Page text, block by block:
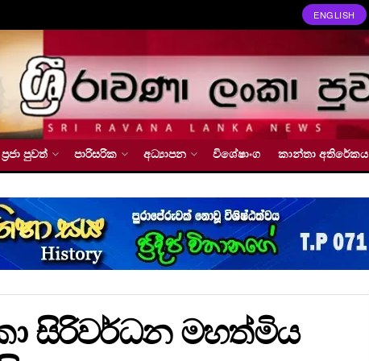
ENGLISH
පුවත් පාරිසරික අධ්‍යාපන විශේෂාංග කාන්තා අතිරේකය
සිරිවර්ධන මහත්මිය